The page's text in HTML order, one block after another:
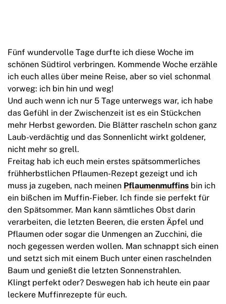
Fünf wundervolle Tage durfte ich diese Woche im
schönen Südtirol verbringen. Kommende Woche erzähle
ich euch alles über meine Reise, aber so viel schonmal
vorweg: ich bin hin und weg!
Und auch wenn ich nur 5 Tage unterwegs war, ich habe
das Gefühl in der Zwischenzeit ist es ein Stückchen
mehr Herbst geworden. Die Blätter rascheln schon ganz
Laub-verdächtig und das Sonnenlicht wirkt goldener,
nicht mehr so grell.
Freitag hab ich euch mein erstes spätsommerliches
frühherbstlichen Pflaumen-Rezept gezeigt und ich
muss ja zugeben, nach meinen Pflaumenmuffins bin ich
ein bißchen im Muffin-Fieber. Ich finde sie perfekt für
den Spätsommer. Man kann sämtliches Obst darin
verarbeiten, die letzten Beeren, die ersten Äpfel und
Pflaumen oder sogar die Unmengen an Zucchini, die
noch gegessen werden wollen. Man schnappt sich einen
und setzt sich mit einem Buch unter einen raschelnden
Baum und genießt die letzten Sonnenstrahlen.
Klingt perfekt oder? Deswegen hab ich heute ein paar
leckere Muffinrezepte für euch.